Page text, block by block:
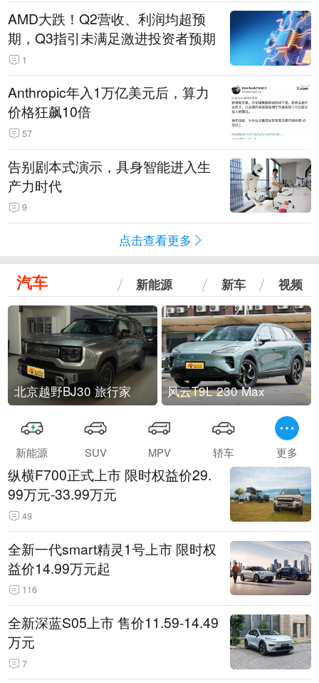
AMD大跌！Q2营收、利润均超预
期，Q3指引未满足激进投资者预期
1
Anthropic年入1万亿美元后，算力
价格狂飙10倍
57
告别剧本式演示，具身智能进入生
产力时代
9
点击查看更多
汽车 新能源 新车 视频
北京越野BJ30 旅行家 风云T9L 230 Max
新能源 SUV MPV 轿车 更多
纵横F700正式上市 限时权益价29.
99万元-33.99万元
49
全新一代smart精灵1号上市 限时权
益价14.99万元起
116
全新深蓝S05上市 售价11.59-14.49
万元
7